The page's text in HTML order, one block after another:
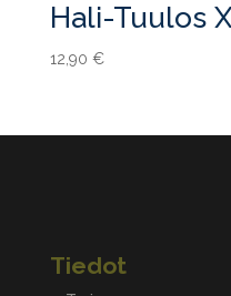
Hali-Tuulos
12,90 €
Tiedot